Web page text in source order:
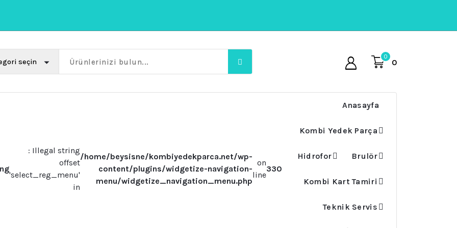
0
0
: Illegal string
offset
'select_reg_menu'
in
/home/beysisne/kombiyedekparca.net/wp-
content/plugins/widgetize-navigation-
menu/widgetize_navigation_menu.php
on
line
330
Anasayfa
Kombi Yedek Parça
Hidrofor Brulör
Kombi Kart Tamiri
Teknik Servis